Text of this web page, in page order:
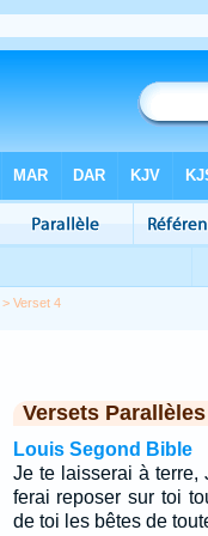
> Verset 4
Versets Parallèles
Louis Segond Bible
Je te laisserai à terre,
ferai reposer sur toi
de toi les bêtes de